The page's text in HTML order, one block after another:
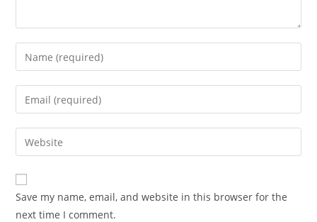
Enter
your
name
comment
Enter
your
email
address
comment
Enter
your
website
URL
(optional)
Save my name, email, and website in this browser for the
next time I comment.